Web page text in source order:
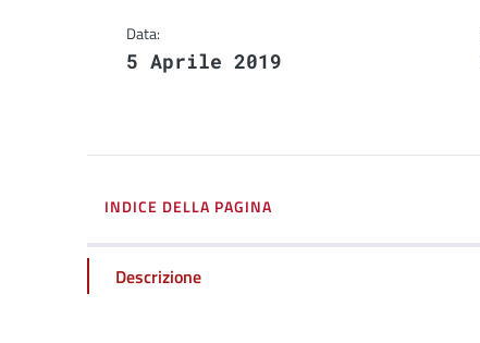
Data:
5 Aprile 2019
INDICE DELLA PAGINA
Descrizione